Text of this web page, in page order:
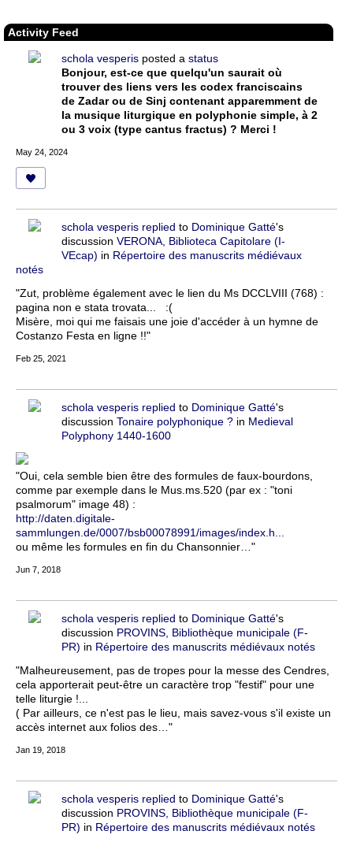
Activity Feed
schola vesperis posted a status
Bonjour, est-ce que quelqu'un saurait où
trouver des liens vers les codex franciscains
de Zadar ou de Sinj contenant apparemment de
la musique liturgique en polyphonie simple, à 2
ou 3 voix (type cantus fractus) ? Merci !
May 24, 2024
schola vesperis replied to Dominique Gatté's
discussion VERONA, Biblioteca Capitolare (I-
VEcap) in Répertoire des manuscrits médiévaux
notés
"Zut, problème également avec le lien du Ms DCCLVIII (768) :
pagina non e stata trovata... :(
Misère, moi qui me faisais une joie d'accéder à un hymne de
Costanzo Festa en ligne !!"
Feb 25, 2021
schola vesperis replied to Dominique Gatté's
discussion Tonaire polyphonique ? in Medieval
Polyphony 1440-1600
"Oui, cela semble bien être des formules de faux-bourdons,
comme par exemple dans le Mus.ms.520 (par ex : "toni
psalmorum" image 48) :
http://daten.digitale-
sammlungen.de/0007/bsb00078991/images/index.h...
ou même les formules en fin du Chansonnier…"
Jun 7, 2018
schola vesperis replied to Dominique Gatté's
discussion PROVINS, Bibliothèque municipale (F-
PR) in Répertoire des manuscrits médiévaux notés
"Malheureusement, pas de tropes pour la messe des Cendres,
cela apporterait peut-être un caractère trop "festif" pour une
telle liturgie !...
( Par ailleurs, ce n'est pas le lieu, mais savez-vous s'il existe un
accès internet aux folios des…"
Jan 19, 2018
schola vesperis replied to Dominique Gatté's
discussion PROVINS, Bibliothèque municipale (F-
PR) in Répertoire des manuscrits médiévaux notés